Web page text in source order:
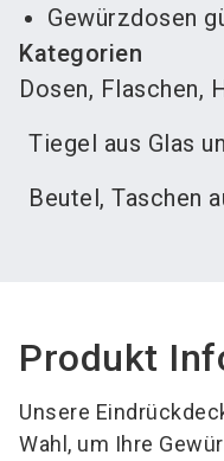
Gewürzdosen
Kategorien
Dosen, Flaschen,
Tiegel aus Glas
Beutel, Taschen
Produkt
Unsere
Wahl, um Ihre